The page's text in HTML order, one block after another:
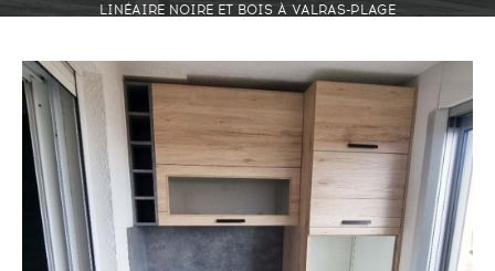
LINÉAIRE NOIRE ET BOIS À VALRAS-PLAGE